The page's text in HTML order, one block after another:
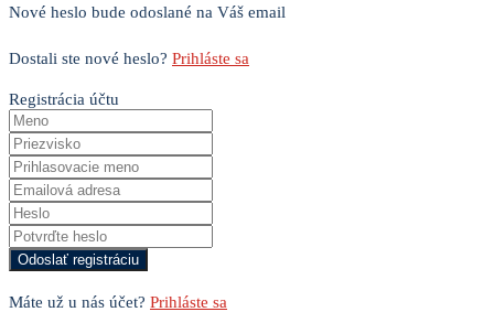
Nové heslo bude odoslané na Váš email
Dostali ste nové heslo? Prihláste sa
Registrácia účtu
Máte už u nás účet? Prihláste sa